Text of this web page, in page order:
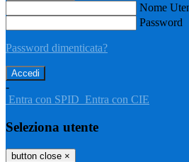
Nome
Password
Password dimenticata?
-
Entra con SPID Entra con CIE
Seleziona utente
button close ×